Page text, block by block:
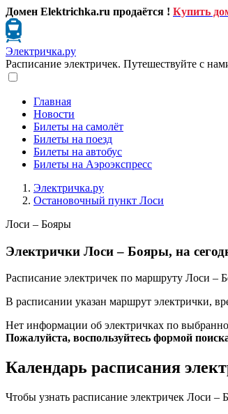
Домен Elektrichka.ru продаётся ! Купить
Электричка.ру
Расписание электричек. Путешествуйте с
Главная
Новости
Билеты на самолёт
Билеты на поезд
Билеты на автобус
Билеты на Аэроэкспресс
Электричка.ру
Остановочный пункт Лоси
Лоси – Бояры
Электрички Лоси – Бояры, на
Расписание электричек по маршруту Лоси –
В расписании указан маршрут электрички,
Нет информации об электричках по
Пожалуйста, воспользуйтесь формой
Календарь расписания
Чтобы узнать расписание электричек Лоси –